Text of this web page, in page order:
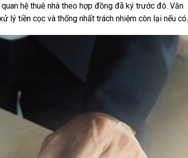
hệ thuê nhà theo hợp đồng đã ký trước đó. Văn
lý tiền cọc và thống nhất trách nhiệm còn lại nếu có.